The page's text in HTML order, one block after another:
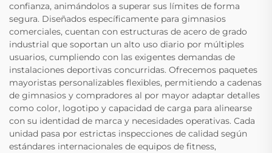
confianza, animándolos a superar sus límites de forma
segura. Diseñados específicamente para gimnasios
comerciales, cuentan con estructuras de acero de grado
industrial que soportan un alto uso diario por múltiples
usuarios, cumpliendo con las exigentes demandas de
instalaciones deportivas concurridas. Ofrecemos paquetes
mayoristas personalizables flexibles, permitiendo a cadenas
de gimnasios y compradores al por mayor adaptar detalles
como color, logotipo y capacidad de carga para alinearse
con su identidad de marca y necesidades operativas. Cada
unidad pasa por estrictas inspecciones de calidad según
estándares internacionales de equipos de fitness,